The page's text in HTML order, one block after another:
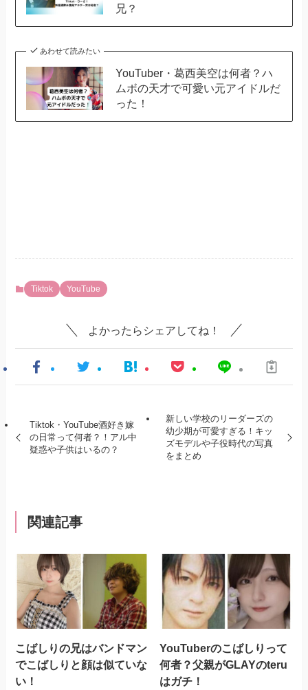
兄？
あわせて読みたい
YouTuber・葛西美空は何者？ハ
ムボの天才で可愛い元アイドルだ
った！
Tiktok YouTube
よかったらシェアしてね！
Tiktok・YouTube酒好き嫁
の日常って何者？！アル中
疑惑や子供はいるの？
新しい学校のリーダーズの
幼少期が可愛すぎる！キッ
ズモデルや子役時代の写真
をまとめ
関連記事
こばしりの兄はバンドマン
でこばしりと顔は似ていな
い！
YouTuberのこばしりって
何者？父親がGLAYのteru
はガチ！